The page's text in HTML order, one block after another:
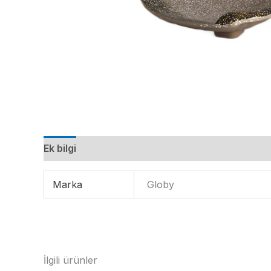
Ek bilgi
Marka Globy
İlgili ürünler